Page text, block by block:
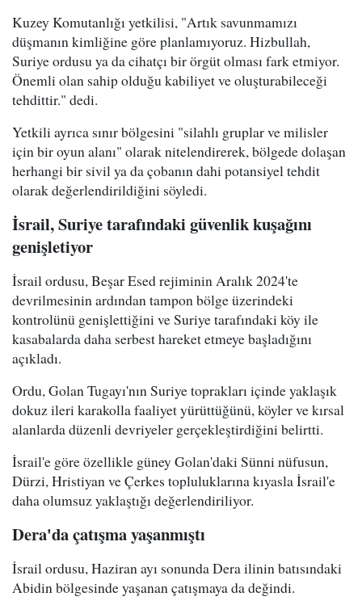
Kuzey Komutanlığı yetkilisi, "Artık savunmamızı
düşmanın kimliğine göre planlamıyoruz. Hizbullah,
Suriye ordusu ya da cihatçı bir örgüt olması fark etmiyor.
Önemli olan sahip olduğu kabiliyet ve oluşturabileceği
tehdittir." dedi.
Yetkili ayrıca sınır bölgesini "silahlı gruplar ve milisler
için bir oyun alanı" olarak nitelendirerek, bölgede dolaşan
herhangi bir sivil ya da çobanın dahi potansiyel tehdit
olarak değerlendirildiğini söyledi.
İsrail, Suriye tarafındaki güvenlik kuşağını
genişletiyor
İsrail ordusu, Beşar Esed rejiminin Aralık 2024'te
devrilmesinin ardından tampon bölge üzerindeki
kontrolünü genişlettiğini ve Suriye tarafındaki köy ile
kasabalarda daha serbest hareket etmeye başladığını
açıkladı.
Ordu, Golan Tugayı'nın Suriye toprakları içinde yaklaşık
dokuz ileri karakolla faaliyet yürüttüğünü, köyler ve kırsal
alanlarda düzenli devriyeler gerçekleştirdiğini belirtti.
İsrail'e göre özellikle güney Golan'daki Sünni nüfusun,
Dürzi, Hristiyan ve Çerkes topluluklarına kıyasla İsrail'e
daha olumsuz yaklaştığı değerlendiriliyor.
Dera'da çatışma yaşanmıştı
İsrail ordusu, Haziran ayı sonunda Dera ilinin batısındaki
Abidin bölgesinde yaşanan çatışmaya da değindi.